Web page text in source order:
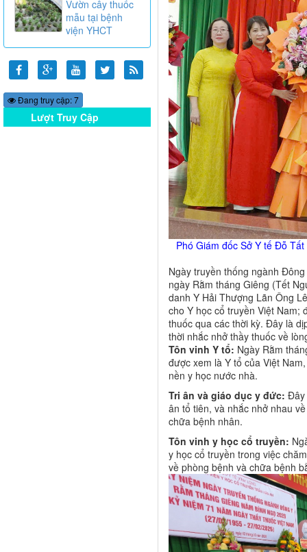
Phó Giám đốc Sở Y tế Đỗ
Ngày truyền thống ngành
ngày Rằm tháng Giêng (Tết
danh Y Hải Thượng Lãn Ông
cho Y học cổ truyền Việt Nam;
thuốc qua các thời kỳ. Đây là
thời nhắc nhở thầy thuốc về
Tôn vinh Y tổ: Ngày Rằm
được xem là Y tổ của Việt
nền y học nước nhà.
Tri ân và giáo dục y đức: Đây
ân tổ tiên, và nhắc nhở nhau
chữa bệnh nhân.
Tôn vinh y học cổ truyền:
y học cổ truyền trong việc
về phòng bệnh và chữa bệnh
Vườn cây thuốc
mẫu tại bệnh
viện YHCT
Đang truy cập: 7
Lượt Truy Cập
Online